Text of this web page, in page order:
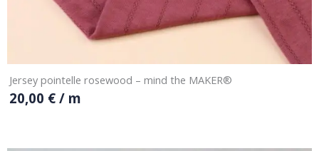
Jersey pointelle rosewood – mind the MAKER®
20,00 €/ m